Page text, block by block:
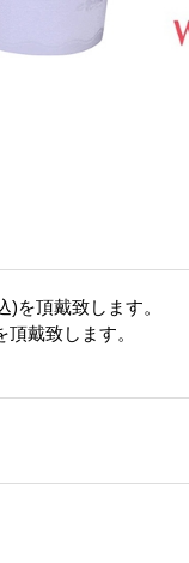
)を頂戴致します。
戴致します。